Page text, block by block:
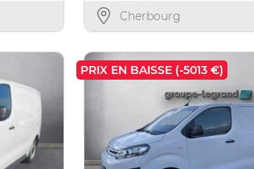
Cherbourg
PRIX EN BAISSE (-5013 €)